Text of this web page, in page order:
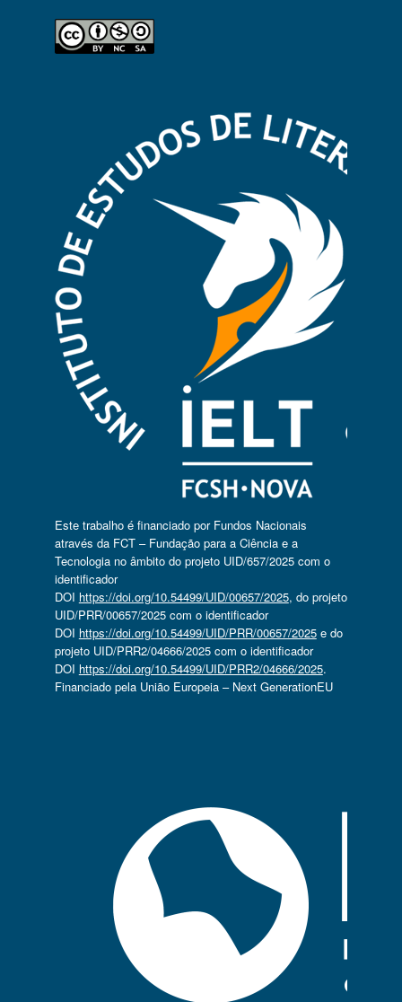
Este trabalho é financiado por Fundos Nacionais
através da FCT – Fundação para a Ciência e a
Tecnologia no âmbito do projeto UID/657/2025 com o
identificador
DOI https://doi.org/10.54499/UID/00657/2025, do projeto
UID/PRR/00657/2025 com o identificador
DOI https://doi.org/10.54499/UID/PRR/00657/2025e do
projeto UID/PRR2/04666/2025 com o identificador
DOI https://doi.org/10.54499/UID/PRR2/04666/2025.
Financiado pela União Europeia – Next GenerationEU